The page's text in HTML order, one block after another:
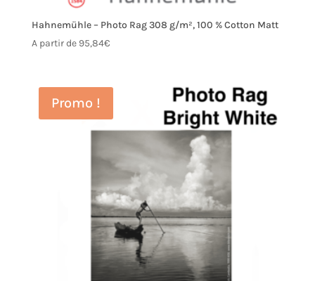
Hahnemühle – Photo Rag 308 g/m², 100 % Cotton Matt
A partir de 95,84€
Promo !